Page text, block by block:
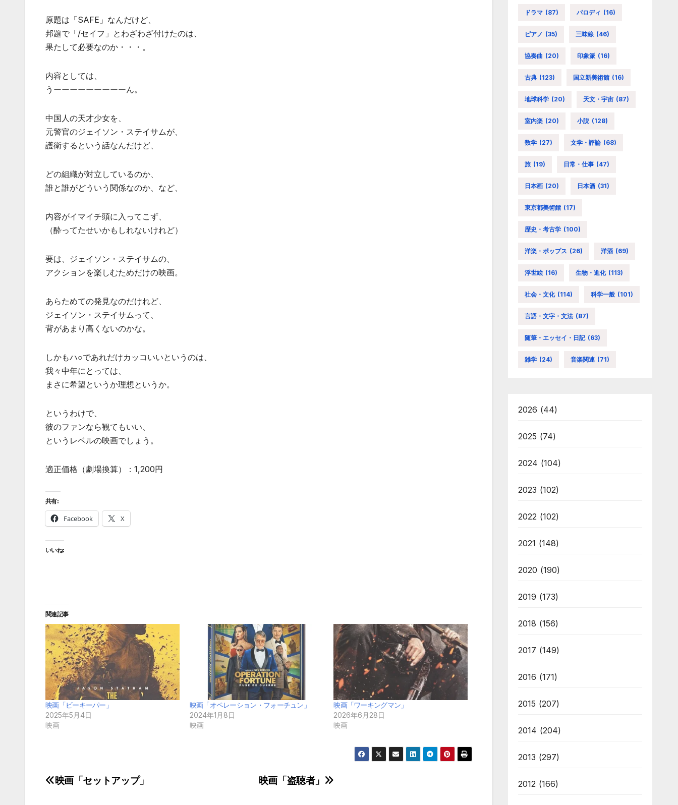
原題は「SAFE」なんだけど、
邦題で「/セイフ」とわざわざ付けたのは、
果たして必要なのか・・・。
内容としては、
うーーーーーーーーーん。
中国人の天才少女を、
元警官のジェイソン・ステイサムが、
護衛するという話なんだけど、
どの組織が対立しているのか、
誰と誰がどういう関係なのか、など、
内容がイマイチ頭に入ってこず、
（酔ってたせいかもしれないけれど）
要は、ジェイソン・ステイサムの、
アクションを楽しむためだけの映画。
あらためての発見なのだけれど、
ジェイソン・ステイサムって、
背があまり高くないのかな。
しかもハ○であれだけカッコいいというのは、
我々中年にとっては、
まさに希望というか理想というか。
というわけで、
彼のファンなら観てもいい、
というレベルの映画でしょう。
適正価格（劇場換算）：1,200円
共有:
Facebook X
いいね:
関連記事
映画「ビーキーパー」
2025年5月4日
映画
映画「オペレーション・フォーチュン」
2024年1月8日
映画
映画「ワーキングマン」
2026年6月28日
映画
投
映画「盗聴者」
映画「セットアップ」
ドラマ (87) パロディ (16)
ピアノ (35) 三味線 (46)
協奏曲 (20) 印象派 (16)
古典 (123) 国立新美術館 (16)
地球科学 (20) 天文・宇宙 (87)
室内楽 (20) 小説 (128)
数学 (27) 文学・評論 (68)
旅 (19) 日常・仕事 (47)
日本画 (20) 日本酒 (31)
東京都美術館 (17)
歴史・考古学 (100)
洋楽・ポップス (26) 洋酒 (69)
浮世絵 (16) 生物・進化 (113)
社会・文化 (114) 科学一般 (101)
言語・文字・文法 (87)
随筆・エッセイ・日記 (63)
雑学 (24) 音楽関連 (71)
2026 (44)
2025 (74)
2024 (104)
2023 (102)
2022 (102)
2021 (148)
2020 (190)
2019 (173)
2018 (156)
2017 (149)
2016 (171)
2015 (207)
2014 (204)
2013 (297)
2012 (166)